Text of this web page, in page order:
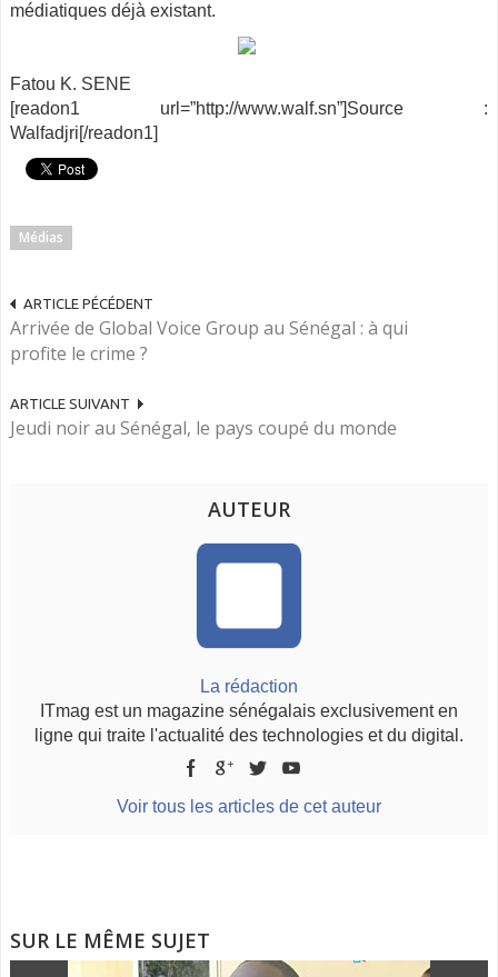
médiatiques déjà existant.
Fatou K. SENE
[readon1 url=”http://www.walf.sn”]Source :
Walfadjri[/readon1]
Médias
ARTICLE PÉCÉDENT
Arrivée de Global Voice Group au Sénégal : à qui
profite le crime ?
ARTICLE SUIVANT
Jeudi noir au Sénégal, le pays coupé du monde
AUTEUR
La rédaction
ITmag est un magazine sénégalais exclusivement en
ligne qui traite l'actualité des technologies et du digital.
Voir tous les articles de cet auteur
SUR LE MÊME SUJET